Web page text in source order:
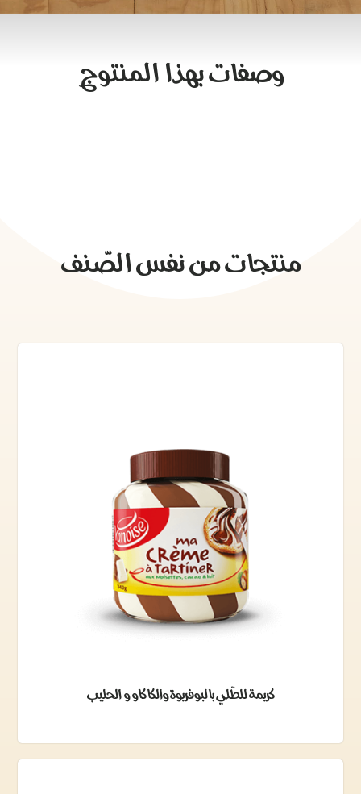
وصفات بهذا المنتوج
منتجات من نفس الصّنف
كريمة للطّلي بالبوفريوة والكاكاو و الحليب